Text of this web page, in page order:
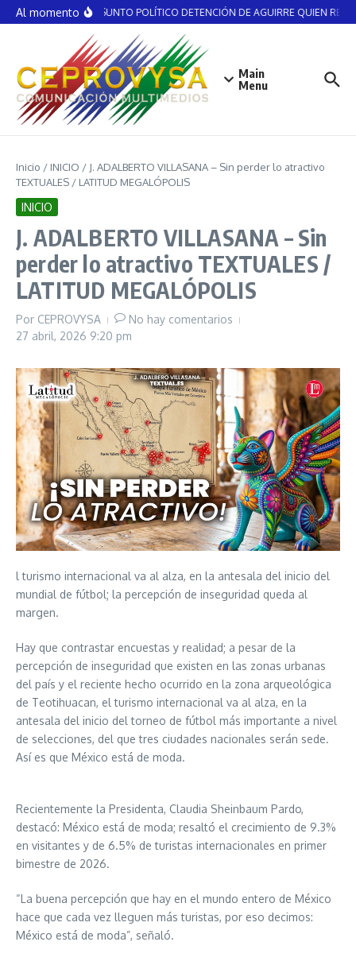
Saltar al contenido
Al momentoNO ES ASUNTO POLÍTICO DETENCIÓN DE AGUIRRE QUIEN
Main
Menu
Inicio / INICIO / J. ADALBERTO VILLASANA – Sin perder lo atractivo
TEXTUALES / LATITUD MEGALÓPOLIS
INICIO
J. ADALBERTO VILLASANA – Sin
perder lo atractivo TEXTUALES /
LATITUD MEGALÓPOLIS
Por CEPROVYSA
No hay comentarios
27 abril, 2026 9:20 pm
l turismo internacional va al alza, en la antesala del inicio del
mundial de fútbol; la percepción de inseguridad queda al
margen.
Hay que contrastar encuestas y realidad; a pesar de la
percepción de inseguridad que existen en las zonas urbanas
del país y el reciente hecho ocurrido en la zona arqueológica
de Teotihuacan, el turismo internacional va al alza, en la
antesala del inicio del torneo de fútbol más importante a nivel
de selecciones, del que tres ciudades nacionales serán sede.
Así es que México está de moda.
Recientemente la Presidenta, Claudia Sheinbaum Pardo,
destacó: México está de moda; resaltó el crecimiento de 9.3%
en visitantes y de 6.5% de turistas internacionales en primer
bimestre de 2026.
“La buena percepción que hay en el mundo entero de México
hace que cada vez lleguen más turistas, por eso decimos:
México está de moda”, señaló.